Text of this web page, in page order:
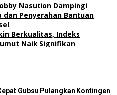
Nasution Dampingi
dan Penyerahan Bantuan
Berkualitas, Indeks
Naik Signifikan
Gubsu Pulangkan Kontingen